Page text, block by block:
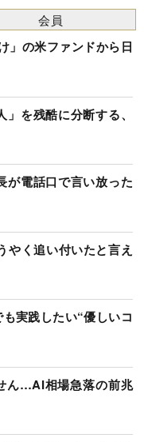
」の米ファンドから日
を残酷に分断する、
電話口で言い放った
やく追い付いたと言え
実践したい“優しいコ
ん…AI相場急落の前兆
会員